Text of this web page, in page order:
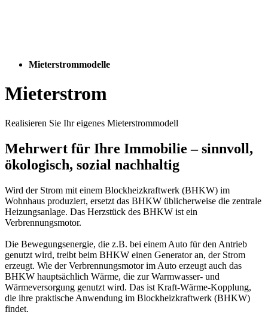
Mieterstrommodelle
Mieterstrom
Realisieren Sie Ihr eigenes Mieterstrommodell
Mehrwert für Ihre Immobilie – sinnvoll,
ökologisch, sozial nachhaltig
Wird der Strom mit einem Blockheizkraftwerk (BHKW) im
Wohnhaus produziert, ersetzt das BHKW üblicherweise die zentrale
Heizungsanlage. Das Herzstück des BHKW ist ein
Verbrennungsmotor.
Die Bewegungsenergie, die z.B. bei einem Auto für den Antrieb
genutzt wird, treibt beim BHKW einen Generator an, der Strom
erzeugt. Wie der Verbrennungsmotor im Auto erzeugt auch das
BHKW hauptsächlich Wärme, die zur Warmwasser- und
Wärmeversorgung genutzt wird. Das ist Kraft-Wärme-Kopplung,
die ihre praktische Anwendung im Blockheizkraftwerk (BHKW)
findet.